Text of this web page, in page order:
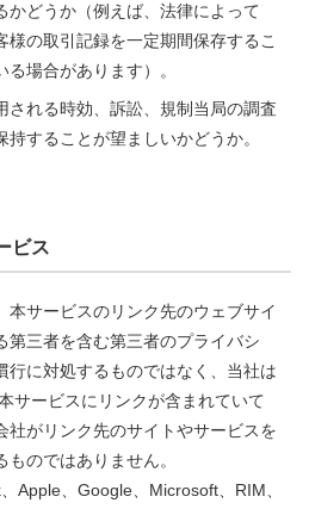
かどうか（例えば、法律によって
様の取引記録を一定期間保存するこ
場合があります）。
される時効、訴訟、規制当局の調査
することが望ましいかどうか。
ビス
本サービスのリンク先のウェブサイ
第三者を含む第三者のプライバシ
行に対処するものではなく、当社は
サービスにリンクが含まれていて
社がリンク先のサイトやサービスを
のではありません。
Apple、Google、Microsoft、RIM、